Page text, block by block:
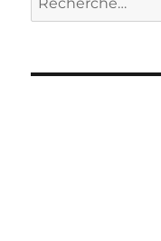
pour :